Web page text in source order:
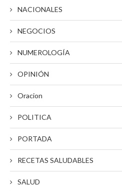
NACIONALES
NEGOCIOS
NUMEROLOGÍA
OPINIÓN
Oracion
POLITICA
PORTADA
RECETAS SALUDABLES
SALUD